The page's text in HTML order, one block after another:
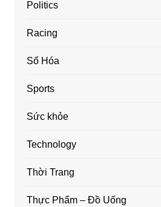
Politics
Racing
Số Hóa
Sports
Sức khỏe
Technology
Thời Trang
Thực Phẩm – Đồ Uống